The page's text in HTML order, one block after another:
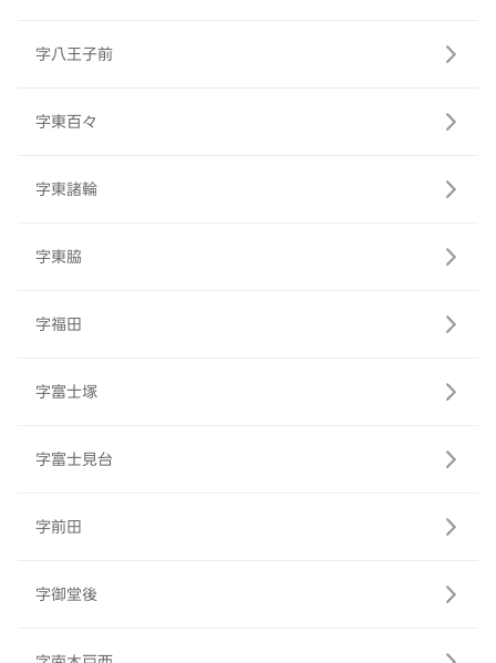
字八王子前
字東百々
字東諸輪
字東脇
字福田
字富士塚
字富士見台
字前田
字御堂後